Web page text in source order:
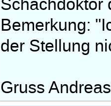
Schachdoktor
Bemerkung:
der Stellung
Gruss